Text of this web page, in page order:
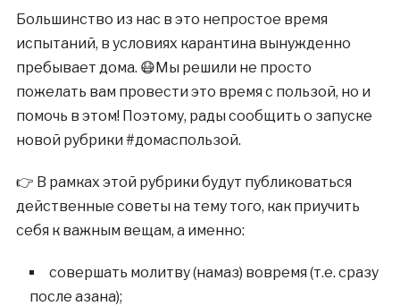
Большинство из нас в это непростое время
испытаний, в условиях карантина вынужденно
пребывает дома. 😷Мы решили не просто
пожелать вам провести это время с пользой, но и
помочь в этом! Поэтому, рады сообщить о запуске
новой рубрики #домаcпользой.
👉 В рамках этой рубрики будут публиковаться
действенные советы на тему того, как приучить
себя к важным вещам, а именно:
совершать молитву (намаз) вовремя (т.е. сразу
после азана);